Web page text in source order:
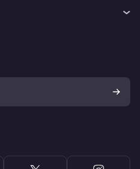
Dein Widerrufsrecht